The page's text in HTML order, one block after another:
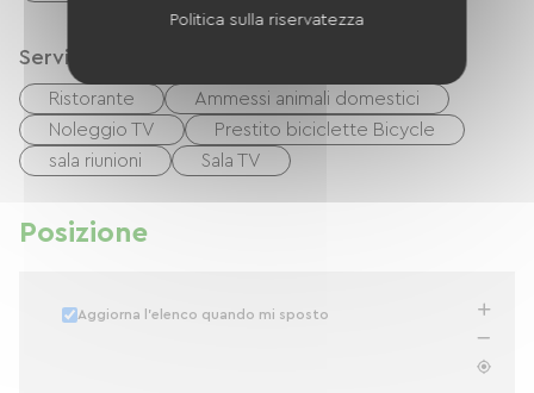
Servizi
Ristorante
Ammessi animali domestici
Noleggio TV
Prestito biciclette Bicycle
sala riunioni
Sala TV
Posizione
Aggiorna l'elenco quando mi sposto
Politica sulla riservatezza